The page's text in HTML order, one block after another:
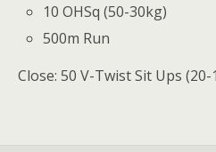
10 OHSq (50-30kg)
500m Run
Close: 50 V-Twist Sit Ups (20-